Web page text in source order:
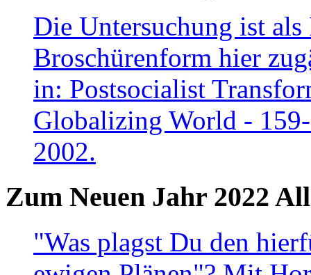
Die Untersuchung ist
Broschürenform hier
in: Postsocialist
Globalizing World -
2002.
Zum Neuen Jahr 2022
"Was plagst Du den